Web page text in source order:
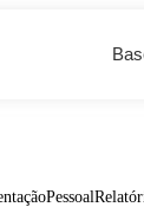
Pessoal